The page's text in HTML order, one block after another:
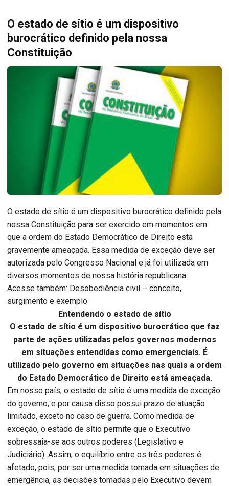
O estado de sítio é um dispositivo
burocrático definido pela nossa
Constituição
O estado de sítio é um dispositivo burocrático definido pela
nossa Constituição para ser exercido em momentos em
que a ordem do Estado Democrático de Direito está
gravemente ameaçada. Essa medida de exceção deve ser
autorizada pelo Congresso Nacional e já foi utilizada em
diversos momentos de nossa história republicana.
Acesse também: Desobediência civil – conceito,
surgimento e exemplo
Entendendo o estado de sítio
O estado de sítio é um dispositivo burocrático que faz
parte de ações utilizadas pelos governos modernos
em situações entendidas como emergenciais. É
utilizado pelo governo em situações nas quais a ordem
do Estado Democrático de Direito está ameaçada.
Em nosso país, o estado de sítio é uma medida de exceção
do governo, e por causa disso possui prazo de atuação
limitado, exceto no caso de guerra. Como medida de
exceção, o estado de sítio permite que o Executivo
sobressaia-se aos outros poderes (Legislativo e
Judiciário). Assim, o equilíbrio entre os três poderes é
afetado, pois, por ser uma medida tomada em situações de
emergência, as decisões tomadas pelo Executivo devem